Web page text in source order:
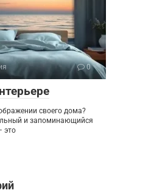
0
своего дома?
и запоминающийся
это